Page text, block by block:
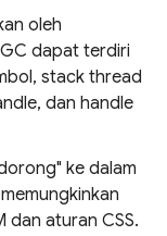
oleh
dapat terdiri
stack thread
dan handle
ke dalam
dan aturan CSS.